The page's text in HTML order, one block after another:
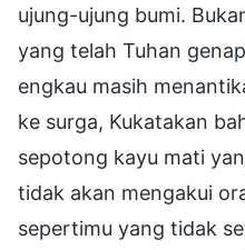
ujung-ujung bumi.
yang telah Tuhan
engkau masih
ke surga, Kukatakan
sepotong kayu mati
tidak akan mengakui
sepertimu yang tidak